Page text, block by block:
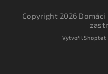
Copyright 2026
VytvořilShoptet